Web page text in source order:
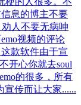
息的博主不要
人不要无病呻
视频的评论
款软件由于宣
开心你就去soul
的很多，所有
宣传而让大家......